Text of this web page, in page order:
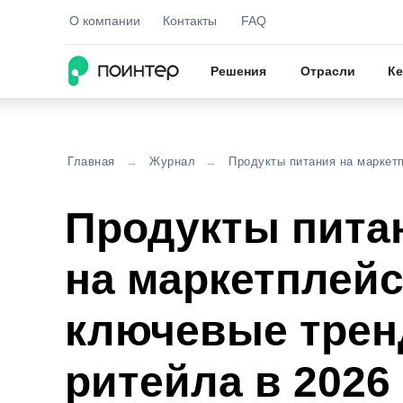
О компании FAQ
Контакты
Отрасли
Решения
и решений
и решений
Журнал
Главная → Продукты питания на
→
Продукты
на
ключевые
ритейла в 2026